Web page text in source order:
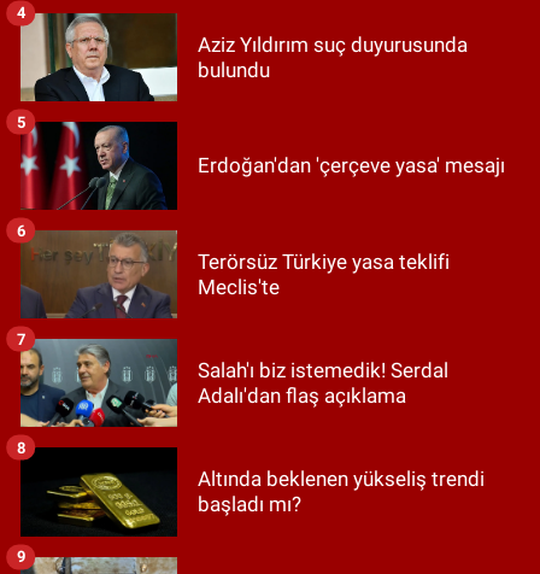
Aziz Yıldırım suç duyurusunda
bulundu
4
Erdoğan'dan 'çerçeve yasa' mesajı
5
Terörsüz Türkiye yasa teklifi
Meclis'te
6
Salah'ı biz istemedik! Serdal
Adalı'dan flaş açıklama
7
Altında beklenen yükseliş trendi
başladı mı?
8
9